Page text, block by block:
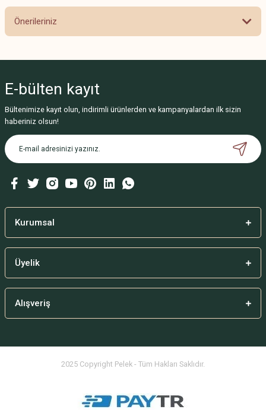
Önerileriniz
Görüş ve önerileriniz için teşekkür ederiz.
Ürün resmi kalitesiz, bozuk veya görüntülenemiyor.
Ürün açıklamasında eksik bilgiler bulunuyor.
Ürün bilgilerinde hatalar bulunuyor.
Bu ürüne benzer farklı alternatifler olmalı.
E-bülten kayıt
Bültenimize kayıt olun, indirimli ürünlerden ve kampanyalardan ilk sizin
haberiniz olsun!
Kurumsal
Üyelik
Alışveriş
2025 Copyright Pelek - Tüm Hakları Saklıdır.